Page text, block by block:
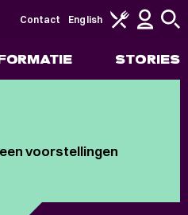
STORIES
Contact English
voorstellingen